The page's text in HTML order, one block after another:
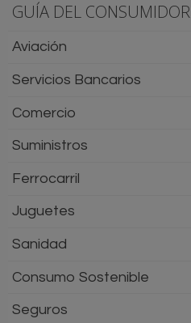
GUÍA DEL CONSUMIDOR
Aviación
Servicios Bancarios
Comercio
Suministros
Ferrocarril
Juguetes
Sanidad
Consumo Sostenible
Seguros